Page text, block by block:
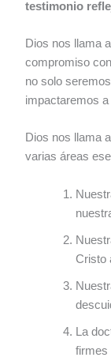
testimonio
Dios nos llama
compromiso
no solo
impactaremos
Dios nos llama
varias áreas
Cristo
La
firmes